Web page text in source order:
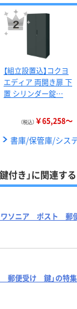
【組立設置込】コクヨ
エディア 両開き扉 下
置 シリンダー錠…
（税込） ￥65,258～
書庫/保管庫/シス
き」に関連す
ワソニア ポスト 郵
郵便受け 鍵」の特集